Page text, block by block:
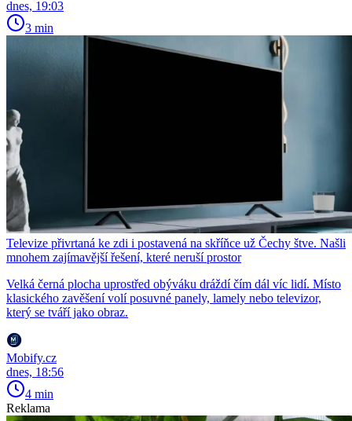
dnes, 19:03
3 min
Televize přivrtaná ke zdi i postavená na skříňce už Čechy štve. Našli
mnohem zajímavější řešení, které neruší prostor
Velká černá plocha uprostřed obýváku dráždí čím dál víc lidí. Místo
klasického zavěšení volí posuvné panely, lamely nebo televizor,
který se tváří jako obraz.
Mobify.cz
dnes, 18:56
4 min
Reklama